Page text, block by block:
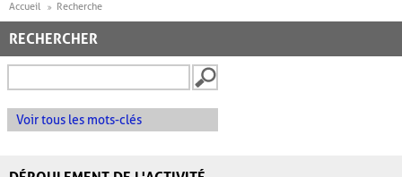
Accueil Recherche
RECHERCHER
Voir tous les mots-clés